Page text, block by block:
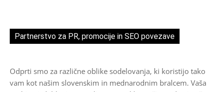
Partnerstvo za PR, promocije in SEO povezave
Odprti smo za različne oblike sodelovanja, ki koristijo tako
vam kot našim slovenskim in mednarodnim bralcem. Vaša